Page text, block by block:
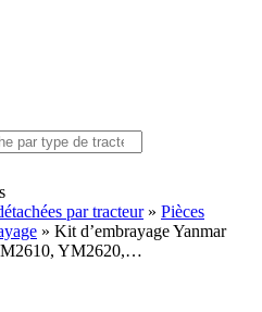
par tracteur» Pièces
» Kit d’embrayage Yanmar
YM2620,…